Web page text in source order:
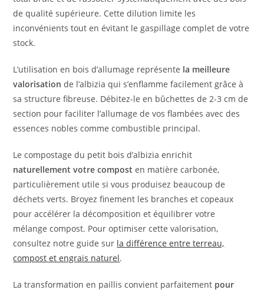
de qualité supérieure. Cette dilution limite les
inconvénients tout en évitant le gaspillage complet de votre
stock.
L’utilisation en bois d’allumage représente la meilleure
valorisation de l’albizia qui s’enflamme facilement grâce à
sa structure fibreuse. Débitez-le en bûchettes de 2-3 cm de
section pour faciliter l’allumage de vos flambées avec des
essences nobles comme combustible principal.
Le compostage du petit bois d’albizia enrichit
naturellement votre compost en matière carbonée,
particulièrement utile si vous produisez beaucoup de
déchets verts. Broyez finement les branches et copeaux
pour accélérer la décomposition et équilibrer votre
mélange compost. Pour optimiser cette valorisation,
consultez notre guide sur la différence entre terreau,
compost et engrais naturel.
La transformation en paillis convient parfaitement pour